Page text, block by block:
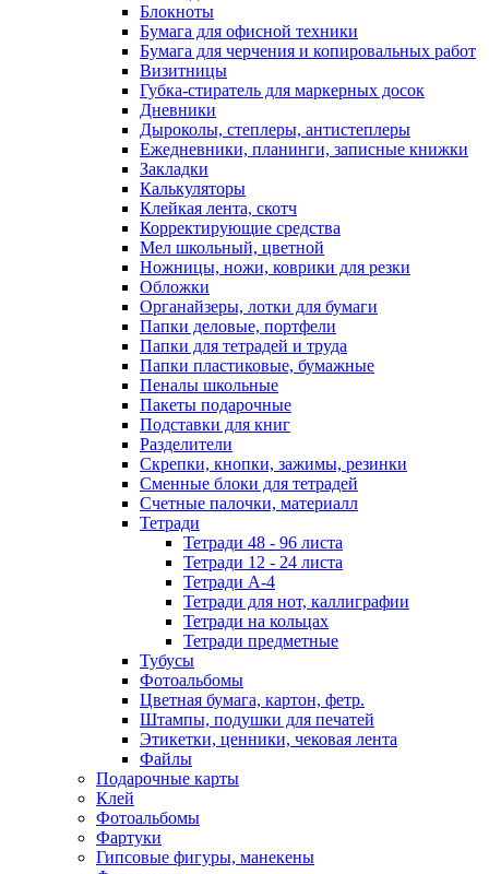
Блокноты
Бумага для офисной техники
Бумага для черчения и копировальных работ
Визитницы
Губка-стиратель для маркерных досок
Дневники
Дыроколы, степлеры, антистеплеры
Ежедневники, планинги, записные книжки
Закладки
Калькуляторы
Клейкая лента, скотч
Корректирующие средства
Мел школьный, цветной
Ножницы, ножи, коврики для резки
Обложки
Органайзеры, лотки для бумаги
Папки деловые, портфели
Папки для тетрадей и труда
Папки пластиковые, бумажные
Пеналы школьные
Пакеты подарочные
Подставки для книг
Разделители
Скрепки, кнопки, зажимы, резинки
Сменные блоки для тетрадей
Счетные палочки, материалл
Тетради
Тетради 48 - 96 листа
Тетради 12 - 24 листа
Тетради А-4
Тетради для нот, каллиграфии
Тетради на кольцах
Тетради предметные
Тубусы
Фотоальбомы
Цветная бумага, картон, фетр.
Штампы, подушки для печатей
Этикетки, ценники, чековая лента
Файлы
Подарочные карты
Клей
Фотоальбомы
Фартуки
Гипсовые фигуры, манекены